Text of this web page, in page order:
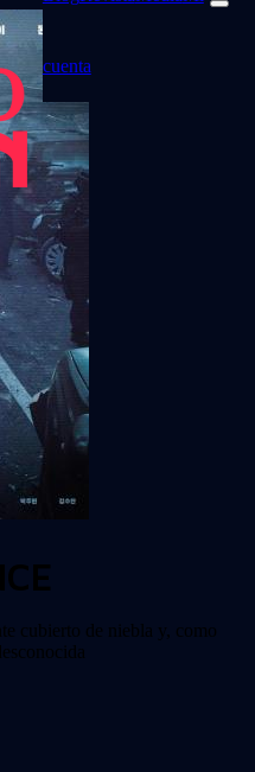
cuenta
cubierto de niebla y, como